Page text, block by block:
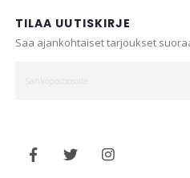
TILAA UUTISKIRJE
Saa ajankohtaiset tarjoukset